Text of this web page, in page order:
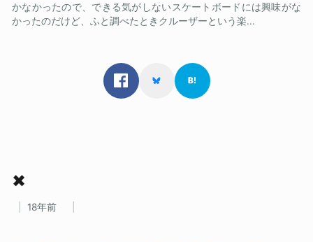
かなかったので、できる気がしないスケートボードには興味がな
かったのだけど、ふと調べたときクルーザーという楽...
✖
18年前